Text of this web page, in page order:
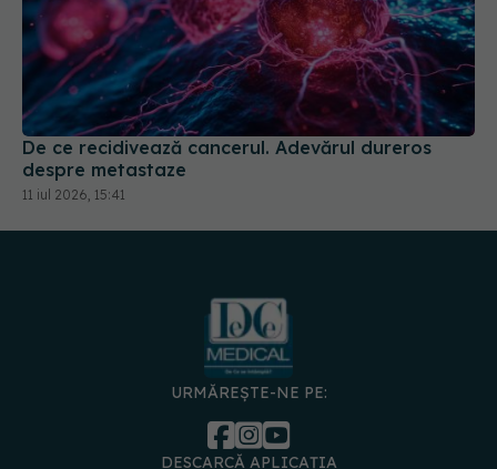
De ce recidivează cancerul. Adevărul dureros
despre metastaze
11 iul 2026, 15:41
URMĂREȘTE-NE PE:
DESCARCĂ APLICAȚIA